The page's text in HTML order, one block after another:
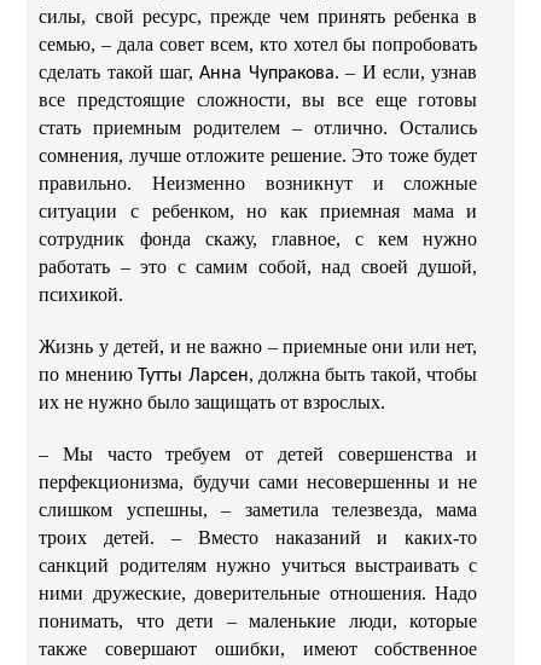
силы, свой ресурс, прежде чем принять ребенка в
семью, – дала совет всем, кто хотел бы попробовать
сделать такой шаг,Анна Чупракова. – И если, узнав
все предстоящие сложности, вы все еще готовы
стать приемным родителем – отлично. Остались
сомнения, лучше отложите решение. Это тоже будет
правильно. Неизменно возникнут и сложные
ситуации с ребенком, но как приемная мама и
сотрудник фонда скажу, главное, с кем нужно
работать – это с самим собой, над своей душой,
психикой.
Жизнь у детей, и не важно – приемные они или нет,
по мнениюТутты Ларсен, должна быть такой, чтобы
их не нужно было защищать от взрослых.
– Мы часто требуем от детей совершенства и
перфекционизма, будучи сами несовершенны и не
слишком успешны, – заметила телезвезда, мама
троих детей. – Вместо наказаний и каких-то
санкций родителям нужно учиться выстраивать с
ними дружеские, доверительные отношения. Надо
понимать, что дети – маленькие люди, которые
также совершают ошибки, имеют собственное